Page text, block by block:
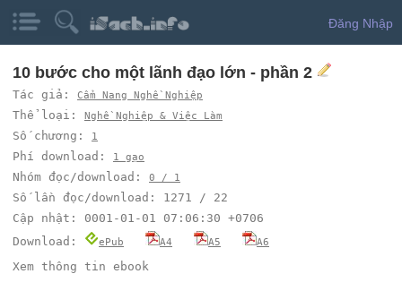
Đăng Nhập
10 bước cho một lãnh đạo lớn - phần 2
Tác giả: Cẩm Nang Nghề Nghiệp
Thể loại: Nghề Nghiệp & Việc Làm
Số chương: 1
Phí download: 1 gạo
Nhóm đọc/download: 0 / 1
Số lần đọc/download: 1271 / 22
Cập nhật: 0001-01-01 07:06:30 +0706
Download:
ePub A4 A5 A6
Xem thông tin ebook